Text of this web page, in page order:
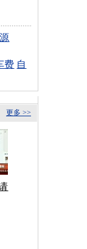
费 自
更多 >>